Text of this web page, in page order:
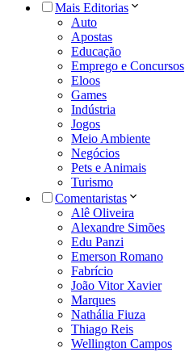
Mais Editorias
Auto
Apostas
Educação
Emprego e Concursos
Eloos
Games
Indústria
Jogos
Meio Ambiente
Negócios
Pets e Animais
Turismo
Comentaristas
Alê Oliveira
Alexandre Simões
Edu Panzi
Emerson Romano
Fabrício
João Vitor Xavier
Marques
Nathália Fiuza
Thiago Reis
Wellington Campos